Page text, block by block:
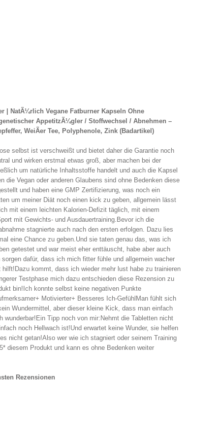
| NatÃ¼rlich Vegane Fatburner Kapseln Ohne
AppetitzÃ¼gler / Stoffwechsel / Abnehmen –
WeiÃer Tee, Polyphenole, Zink (Badartikel)
selbst ist verschweißt und bietet daher die Garantie noch
und wirken erstmal etwas groß, aber machen bei der
um natürliche Inhaltsstoffe handelt und auch die Kapsel
Vegan oder anderen Glaubens sind ohne Bedenken diese
und haben eine GMP Zertifizierung, was noch ein
um meiner Diät noch einen kick zu geben, allgemein lässt
mit einem leichten Kalorien-Defizit täglich, mit einem
mit Gewichts- und Ausdauertraining.Bevor ich die
stagnierte auch nach den ersten erfolgen. Dazu lies
eine Chance zu geben.Und sie taten genau das, was ich
getestet und war meist eher enttäuscht, habe aber auch
dafür, dass ich mich fitter fühle und allgemein wacher
kommt, dass ich wieder mehr lust habe zu trainieren
Testphase mich dazu entschieden diese Rezension zu
bin!Ich konnte selbst keine negativen Punkte
Motivierter+ Besseres Ich-GefühlMan fühlt sich
Wundermittel, aber dieser kleine Kick, dass man einfach
Tipp noch von mir:Nehmt die Tabletten nicht
noch Hellwach ist!Und erwartet keine Wunder, sie helfen
nicht getan!Also wer wie ich stagniert oder seinem Training
diesem Produkt und kann es ohne Bedenken weiter
Rezensionen